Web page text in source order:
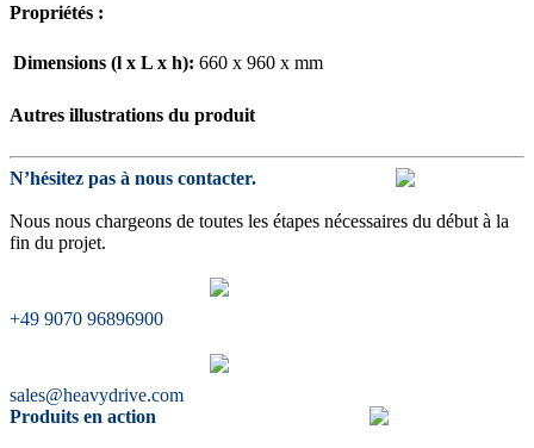
Propriétés :
Dimensions (l x L x h): 660 x 960 x mm
Autres illustrations du produit
N’hésitez pas à nous contacter.
Nous nous chargeons de toutes les étapes nécessaires du début à la
fin du projet.
+49 9070 96896900
sales@heavydrive.com
Produits en action